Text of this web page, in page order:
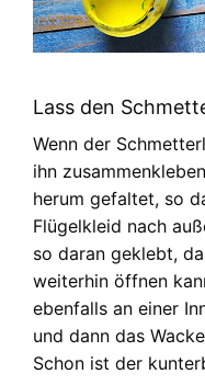
Lass den
Wenn der
ihn
herum gefaltet, so
Flügelkleid nach
so daran geklebt,
weiterhin öffnen
ebenfalls an einer
und dann das
Schon ist der